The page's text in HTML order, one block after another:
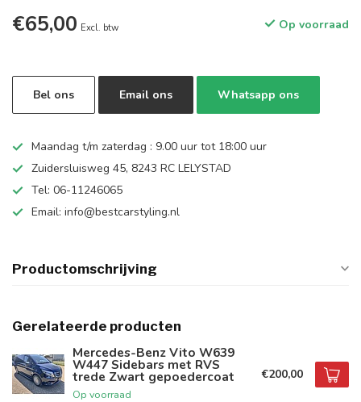
€65,00 Excl. btw Op voorraad
Bel ons Email ons Whatsapp ons
Maandag t/m zaterdag : 9.00 uur tot 18:00 uur
Zuidersluisweg 45, 8243 RC LELYSTAD
Tel: 06-11246065
Email: info@bestcarstyling.nl
Productomschrijving
Gerelateerde producten
Mercedes-Benz Vito W639
W447 Sidebars met RVS
trede Zwart gepoedercoat
Op voorraad
€200,00